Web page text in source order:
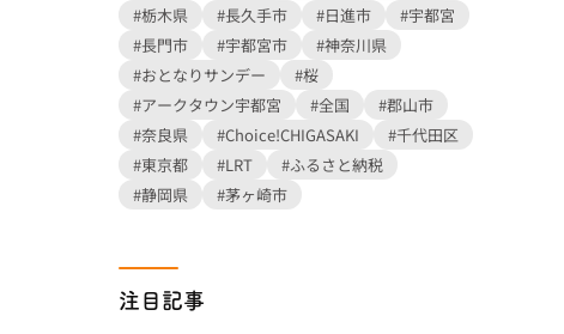
#栃木県
#長久手市 #日進市
#宇都宮
#長門市
#宇都宮市
#神奈川県
#おとなりサンデー
#桜
#アークタウン宇都宮
#全国
#郡山市
#奈良県
#Choice!CHIGASAKI
#千代田区
#東京都
#LRT
#ふるさと納税
#静岡県
#茅ヶ崎市
注目記事